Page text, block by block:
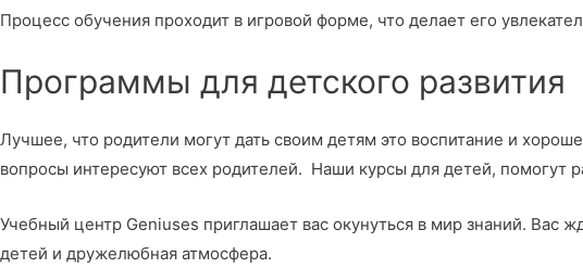
Процесс обучения проходит в игровой форме, что делает его
Программы для детского развития
Лучшее, что родители могут дать своим детям это воспитание и
вопросы интересуют всех родителей. Наши курсы для детей, помогут
Учебный центр Geniuses приглашает вас окунуться в мир знаний.
детей и дружелюбная атмосфера.